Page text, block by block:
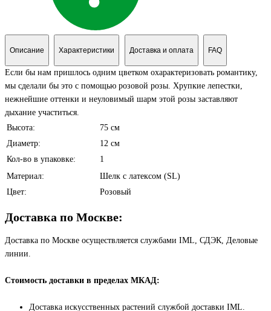
Описание Характеристики Доставка и оплата FAQ
Если бы нам пришлось одним цветком охарактеризовать романтику,
мы сделали бы это с помощью розовой розы. Хрупкие лепестки,
нежнейшие оттенки и неуловимый шарм этой розы заставляют
дыхание участиться.
Высота:
75 см
Диаметр:
12 см
Кол-во в упаковке:
1
Материал:
Шелк с латексом (SL)
Цвет:
Розовый
Доставка по Москве:
Доставка по Москве осуществляется службами IML, СДЭК, Деловые
линии.
Стоимость доставки в пределах МКАД:
Доставка искусственных растений службой доставки IML.